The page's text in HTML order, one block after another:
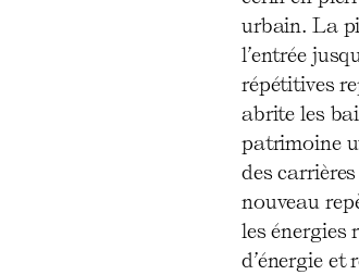
urbain. La
l’entrée
répétitives
abrite les
patrimoine
des
nouveau
les énergies
d’énergie